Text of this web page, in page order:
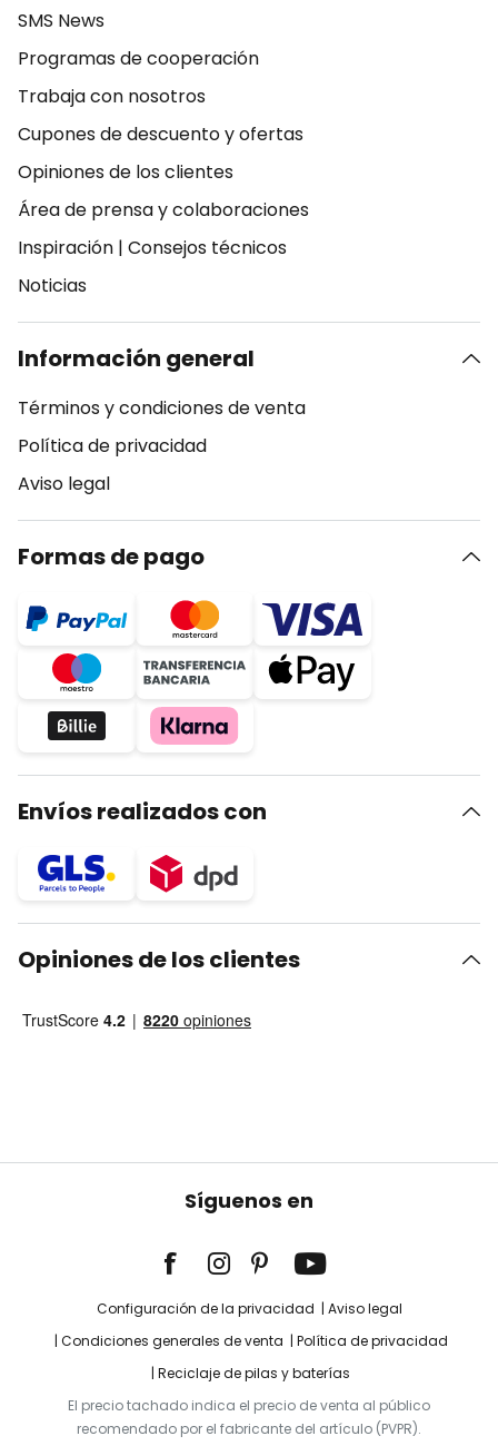
SMS News
Programas de cooperación
Trabaja con nosotros
Cupones de descuento y ofertas
Opiniones de los clientes
Área de prensa y colaboraciones
Inspiración | Consejos técnicos
Noticias
Información general
Términos y condiciones de venta
Política de privacidad
Aviso legal
Formas de pago
Envíos realizados con
Opiniones de los clientes
Síguenos en
Configuración de la privacidad
Aviso legal
Condiciones generales de venta
Política de privacidad
Reciclaje de pilas y baterías
El precio tachado indica el precio de venta al público
recomendado por el fabricante del artículo (PVPR).